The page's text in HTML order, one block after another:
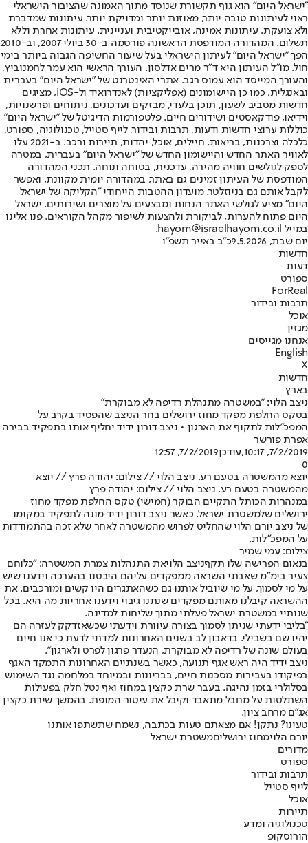
"ישראל היום" הוא גוף תקשורת שנוסד מתוך האמונה שהציבור הישראלי
ראוי לעיתונות טובה יותר, מאוזנת יותר ומדויקת יותר. עיתונות שמדברת
ולא צועקת. עיתונות אמינה, אובייקטיבית ועניינית. עיתונות אחרת וללא
תשלום. המהדורה המודפסת הראשונה פורסמה ב-30 ביולי 2007, וב-2010
הפך "ישראל היום" לעיתון הישראלי בעל שיעור החשיפה הגבוה ביותר בימי
חול. מו"ל העיתון היא ד"ר מרים אדלסון. העורך הראשי הוא עמר לחמנוביץ,
והעורך המייסד הוא עמוס רגב. אתרי האינטרנט של "ישראל היום" בעברית
ובאנגלית, כמו כן היישומונים (אפליקציות) לאנדרואיד ול-iOS, מציגים
חדשות מסביב לשעון, תוכן בלעדי, מבזקים ועדכונים, ניתוחים ופרשנויות,
וידיאו, פודקאסטים ושידורים חיים. פלטפורמות הדיגיטל של "ישראל היום"
כוללות ערוצי חדשות ודעות, תרבות ובידור, לייף סטייל, טכנולוגיה, ספורט,
כלכלה וצרכנות, בריאות, חיילים, אוכל, יהדות, תיירות ורכב. ב-2021 עלו
לאוויר האתר החדש והיישומון החדש של "ישראל היום" בעברית, במטרה
לספק לגולשים חוויה מהירה, עדכנית, בטוחה ונוחה. תכני המהדורה
המודפסת של העיתון זמינים גם באתר, במהדורה יומית מקוונת, ואפשר
לקבל אותם גם בניוזלטר. מועדון ההטבות הייחודי "הקליקה של ישראל
היום" מציע לגולשי האתר הנחות ומבצעים על מוצרים ושירותים. ישראל
היום פתוח להערות, לביקורת ולהצעות לשיפור מקהל הקוראים. פנו אלינו
במייל hayom@israelhayom.co.il.
יום שבת, 9.5.2026
כ"ב באייר תשפ"ו
חדשות
דעות
ספורט
ForReal
תרבות ובידור
אוכל
מגזין
אנחנו מגייסים
English
X
חדשות
בארץ
ניצב הלוי: "במשטרה מתנהלת רדיפה לא מבוקרת"
בטקס החלפת מפקד מחוז ירושלים בחר הניצב שהפסיד בקרב על
המפכ"לות לתקוף את הארגון • ניצב דורון ידיד יחליף אותו בתפקיד בבירה
אפרת פורשר
7/2/2019, 10:17
,עודכן7/2/2019, 12:57
0
יוצא מהמשטרה בטעם רע. ניצב הלוי // צילום: יהודה פרץ // יוצא
מהמשטרה בטעם רע. ניצב הלוי // צילום: יהודה פרץ
במנהרות הכותל התקיים הבוקר (חמישי) טקס החלפת מפקד מחוז
ירושלים שלמשטרת ישראל, כאשר ניצב דורון ידיד מונה לתפקיד במקומו
של ניצב יורם הלוי שהחליט לפרוש מהמשטרה לאחר שלא זכה בהתמודדות
על המפכ"לות.
צילום: עמי שמיר
בנאום הפרישה שלו תקףניצב הלויאת התנהלות צמרת המשטרה: "כלוחם
צעיר בימ"מ שאבתי השראה ממפקדים עליהם היבטנו בהערכה וידענו שיש
על מי לסמוך, על מי שיוביל אותנו גם כשהאתגרים היו קשים ומורכבים. את
ההשראה קיבלנו מאותם מפקדים שנתנו גיבוי וידענו אחריות מה היא. בכל
שנותיי במשטרת ישראל פעלתי מתוך שליחות למדינה.
"בליבי ידעתי שניתן לסמוך בצורה עיוורת וידעתי שכשאזדקק לעזרה הם
יהיו שם בשבילי. בדאבון לב בשנים האחרונות למדתי לדעת כי אנו חיים
בעולם שונה של רדיפה לא מבוקרת, הנעדר פרגון לפרט ולארגון".
ניצב ידיד היה ראש אגף תנועה, כאשר בשנתיים האחרונות התמקד האגף
בפיקודו בעבירות מסכנות חיים, בבריונות ובמיוחד במלחמה נגד השימוש
בסלולרי בזמן נהיגה. בעבר שרת כקצין במחוז ואף נטל חלק בפעילות
השתלטות על מחבל מתאבד וקיבל את עיטור המופת. בהמשך שירת כקצין
אג"ם מרחב ציון.
טעינו? נתקן! אם מצאתם טעות בכתבה, נשמח שתשתפו אותנו
יורם הלוימחוז ירושליםמשטרת ישראל
מדורים
ספורט
תרבות ובידור
לייף סטייל
אוכל
תיירות
טכנולוגיה ומדע
הורוסקופ